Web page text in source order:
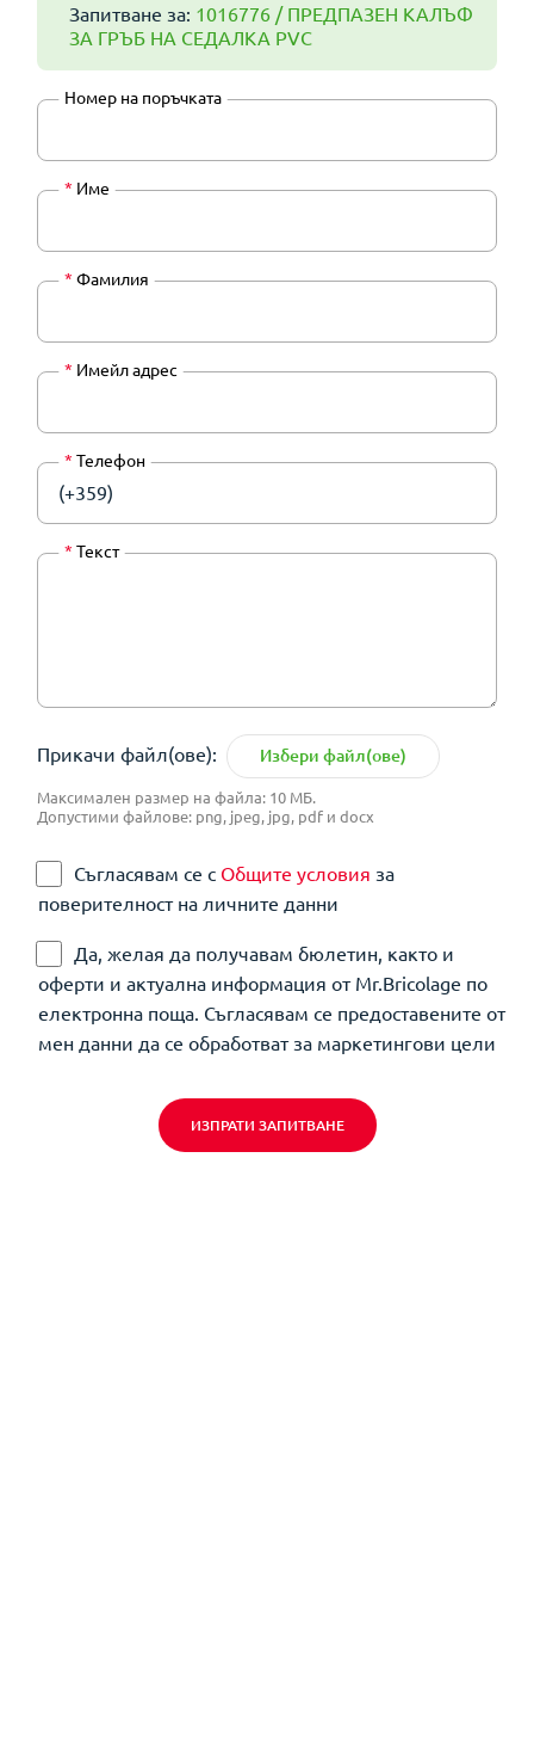
Запитване за: 1016776 / ПРЕДПАЗЕН КАЛЪФ
ЗА ГРЪБ НА СЕДАЛКА PVC
Номер на поръчката
* Име
* Фамилия
* Имейл адрес
* Телефон
(+359)
* Текст
Прикачи файл(ове): Избери файл(ове)
Максимален размер на файла: 10 МБ.
Допустими файлове: png, jpeg, jpg, pdf и docx
Съгласявам се с Общите условия за
поверителност на личните данни
Да, желая да получавам бюлетин, както и
оферти и актуална информация от Mr.Bricolage по
електронна поща. Съгласявам се предоставените от
мен данни да се обработват за маркетингови цели
ИЗПРАТИ ЗАПИТВАНЕ